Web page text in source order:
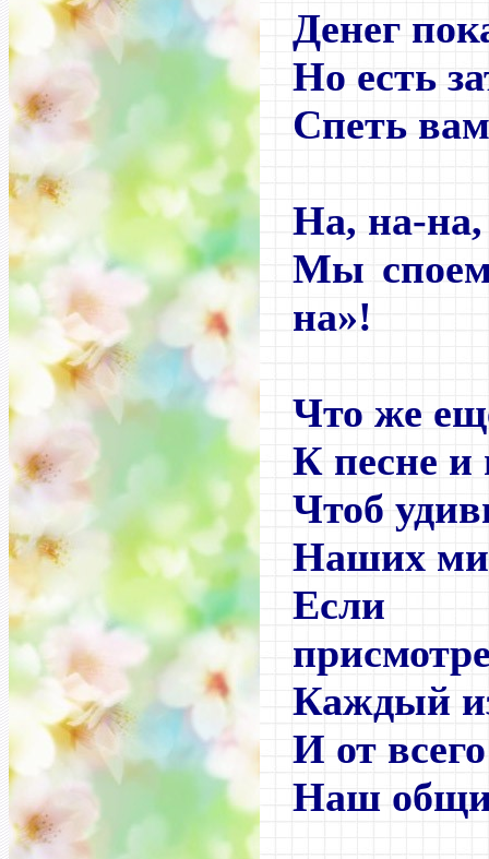
Денег
Но есть
Спеть
На, на-
Мы
на»!
Что же
К песне и
Чтоб
Наших
Каждый
И от
Наш